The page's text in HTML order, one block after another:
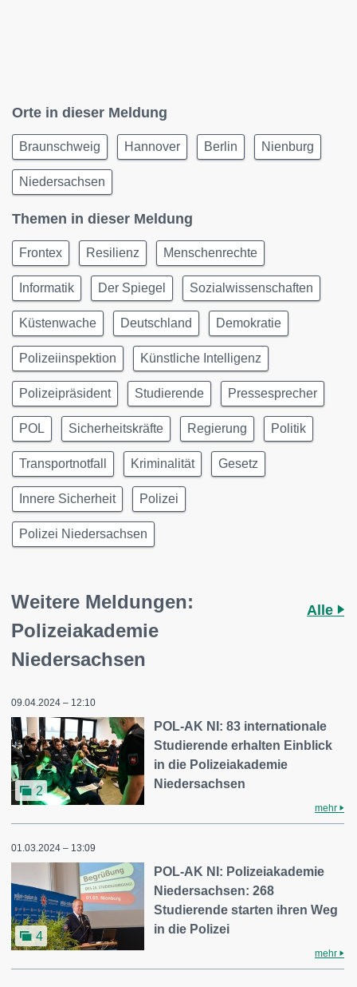
Orte in dieser Meldung
Braunschweig Hannover Berlin Nienburg
Niedersachsen
Themen in dieser Meldung
Frontex Resilienz Menschenrechte
Informatik Der Spiegel Sozialwissenschaften
Küstenwache Deutschland Demokratie
Polizeiinspektion Künstliche Intelligenz
Polizeipräsident Studierende Pressesprecher
POL Sicherheitskräfte Regierung Politik
Transportnotfall Kriminalität Gesetz
Innere Sicherheit Polizei
Polizei Niedersachsen
Weitere Meldungen:
Polizeiakademie
Niedersachsen
Alle
09.04.2024 – 12:10
2
POL-AK NI: 83 internationale
Studierende erhalten Einblick
in die Polizeiakademie
Niedersachsen
mehr
01.03.2024 – 13:09
4
POL-AK NI: Polizeiakademie
Niedersachsen: 268
Studierende starten ihren Weg
in die Polizei
mehr